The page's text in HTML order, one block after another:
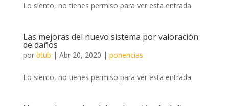
Lo siento, no tienes permiso para ver esta entrada.
Las mejoras del nuevo sistema por valoración
de daños
por btub | Abr 20, 2020 | ponencias
Lo siento, no tienes permiso para ver esta entrada.